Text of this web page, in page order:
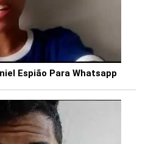
Espião Para Whatsapp